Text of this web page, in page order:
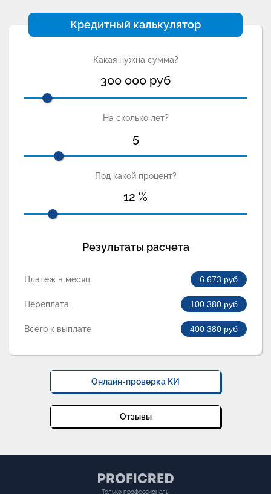
Кредитный калькулятор
Какая нужна сумма?
300 000 руб
На сколько лет?
5
Под какой процент?
12 %
Результаты расчета
Платеж в месяц 6 673 руб
Переплата 100 380 руб
Всего к выплате 400 380 руб
Онлайн-проверка КИ
Отзывы
Только профессионалы